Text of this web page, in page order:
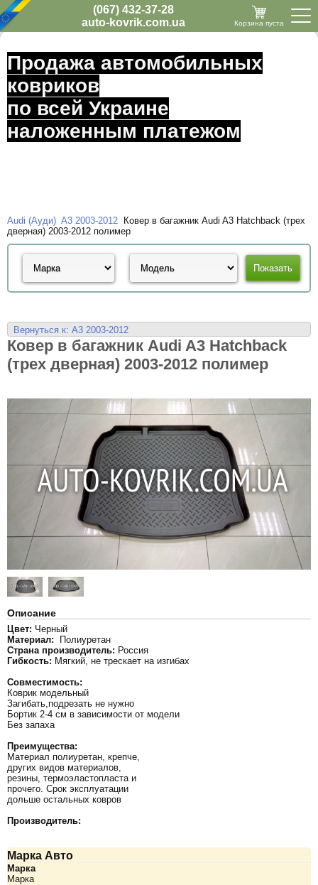
(067) 432-37-28
auto-kovrik.com.ua
Корзина пуста
Продажа автомобильных
ковриков
по всей Украине
наложенным платежом
Audi (Ауди) A3 2003-2012
Ковер в багажник Audi A3 Hatchback (трех
дверная) 2003-2012 полимер
Вернуться к: A3 2003-2012
Ковер в багажник Audi A3 Hatchback
(трех дверная) 2003-2012 полимер
Описание
Цвет: Черный
Материал:
Полиуретан
Страна производитель: Россия
Гибкость: Мягкий, не трескает на изгибах
Совместимость:
Коврик модельный
Загибать,подрезать не нужно
Бортик 2-4 см в зависимости от модели
Без запаха
Преимущества:
Материал полиуретан, крепче,
других видов материалов,
резины, термоэластопласта и
прочего. Срок эксплуатации
дольше остальных ковров
Производитель:
Марка Авто
Марка
Марка